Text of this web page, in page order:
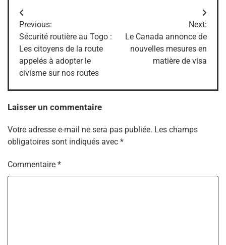
Navigation
de
l’article
Previous:
Sécurité routière au Togo :
Les citoyens de la route
appelés à adopter le
civisme sur nos routes
Next:
Le Canada annonce de
nouvelles mesures en
matière de visa
Laisser un commentaire
Votre adresse e-mail ne sera pas publiée. Les champs
obligatoires sont indiqués avec *
Commentaire *